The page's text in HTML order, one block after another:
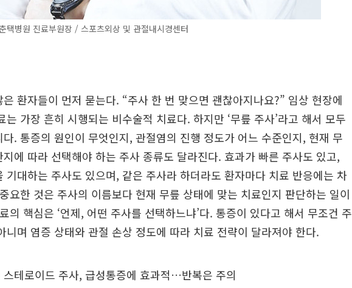
택병원 진료부원장 / 스포츠외상 및 관절내시경센터
환자들이 먼저 묻는다. “주사 한 번 맞으면 괜찮아지나요?” 임상 현장에
는 가장 흔히 시행되는 비수술적 치료다. 하지만 ‘무릎 주사’라고 해서 모두
. 통증의 원인이 무엇인지, 관절염의 진행 정도가 어느 수준인지, 현재 무
에 따라 선택해야 하는 주사 종류도 달라진다. 효과가 빠른 주사도 있고,
기대하는 주사도 있으며, 같은 주사라 하더라도 환자마다 치료 반응에는 차
요한 것은 주사의 이름보다 현재 무릎 상태에 맞는 치료인지 판단하는 일이
의 핵심은 ‘언제, 어떤 주사를 선택하느냐’다. 통증이 있다고 해서 무조건 주
니며 염증 상태와 관절 손상 정도에 따라 치료 전략이 달라져야 한다.
스테로이드 주사, 급성통증에 효과적…반복은 주의